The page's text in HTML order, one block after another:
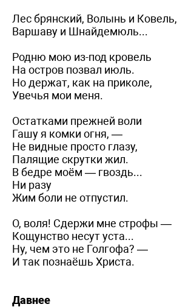
Лес брянский, Волынь и Ковель,
Варшаву и Шнайдемюль...
Родню мою из-под кровель
На остров позвал июль.
Но держат, как на приколе,
Увечья мои меня.
Остатками прежней воли
Гашу я комки огня, —
Не видные просто глазу,
Палящие скрутки жил.
В бедре моём — гвоздь...
Ни разу
Жим боли не отпустил.
О, воля! Сдержи мне строфы —
Кощунство несут уста...
Ну, чем это не Голгофа? —
И так познаёшь Христа.
Давнее